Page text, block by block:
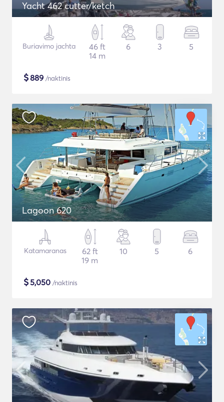
Yacht 462 cutter/ketch
Buriavimo jachta
46 ft
14 m
6 3 5
$889 /naktinis
Lagoon 620
Katamaranas
62 ft
19 m
10 5 6
$5,050 /naktinis